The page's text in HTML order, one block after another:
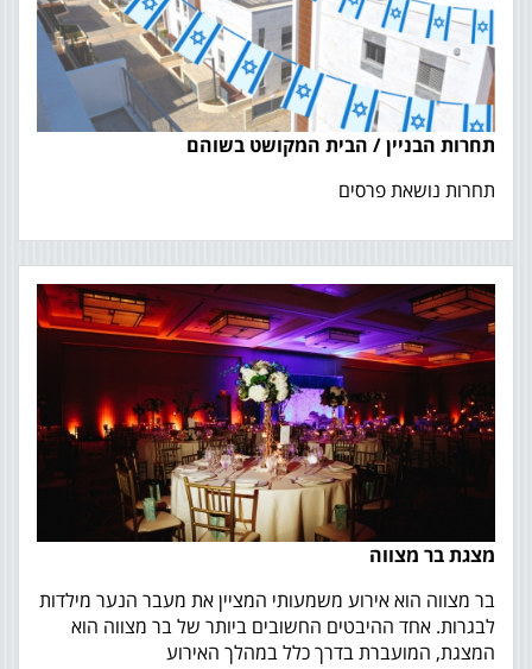
תחרות הבניין / הבית המקושט בשוהם
תחרות נושאת פרסים
מצגת בר מצווה
בר מצווה הוא אירוע משמעותי המציין את מעבר הנער מילדות
לבגרות. אחד ההיבטים החשובים ביותר של בר מצווה הוא
המצגת, המועברת בדרך כלל במהלך האירוע